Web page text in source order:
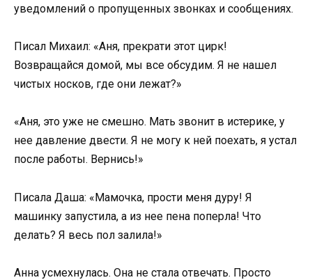
уведомлений о пропущенных звонках и сообщениях.
Писал Михаил: «Аня, прекрати этот цирк!
Возвращайся домой, мы все обсудим. Я не нашел
чистых носков, где они лежат?»
«Аня, это уже не смешно. Мать звонит в истерике, у
нее давление двести. Я не могу к ней поехать, я устал
после работы. Вернись!»
Писала Даша: «Мамочка, прости меня дуру! Я
машинку запустила, а из нее пена поперла! Что
делать? Я весь пол залила!»
Анна усмехнулась. Она не стала отвечать. Просто